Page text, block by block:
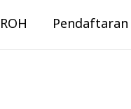
Pendaftaran